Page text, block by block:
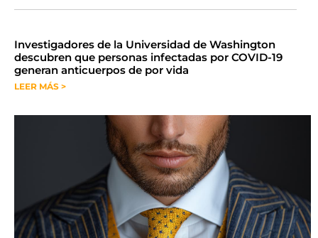
Investigadores de la Universidad de Washington
descubren que personas infectadas por COVID-19
generan anticuerpos de por vida
LEER MÁS >